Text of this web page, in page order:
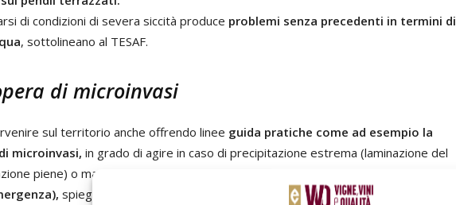
di condizioni di severa siccità produce problemi senza precedenti in termini di
, sottolineano al TESAF.
di microinvasi
sul territorio anche offrendo linee guida pratiche come ad esempio la
microinvasi, in grado di agire in caso di precipitazione estrema (laminazione del
piene) o mancanza d’acqua
spiegano i ricercatori.